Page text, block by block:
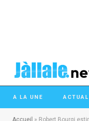
A LA UNE
Accueil » Robert Bourgi estime que le